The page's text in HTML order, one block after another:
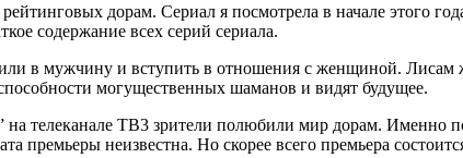
дорам. Сериал я посмотрела в начале этого
содержание всех серий сериала.
в мужчину и вступить в отношения с женщиной. Лисам
могущественных шаманов и видят будущее.
телеканале ТВ3 зрители полюбили мир дорам. Именно
неизвестна. Но скорее всего премьера